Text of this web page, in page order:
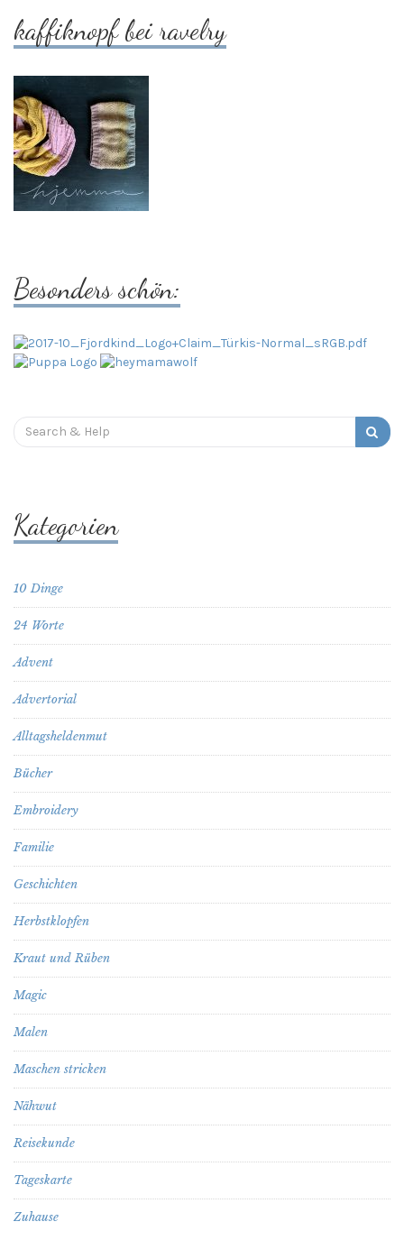
kaffiknopf bei ravelry
Besonders schön:
Search
for:
Kategorien
10 Dinge
24 Worte
Advent
Advertorial
Alltagsheldenmut
Bücher
Embroidery
Familie
Geschichten
Herbstklopfen
Kraut und Rüben
Magic
Malen
Maschen stricken
Nähwut
Reisekunde
Tageskarte
Zuhause